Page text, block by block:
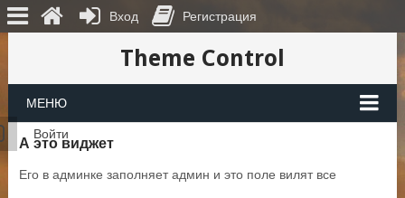
Войти
Theme Control
МЕНЮ
А это виджет
Его в админке заполняет админ и это поле вилят все
Вход Регистрация